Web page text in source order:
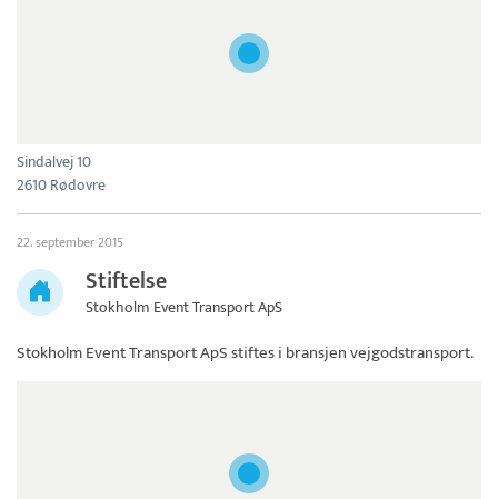
Sindalvej 10
2610 Rødovre
22. september 2015
Stiftelse
Stokholm Event Transport ApS
Stokholm Event Transport ApSstiftes i bransjen vejgodstransport.